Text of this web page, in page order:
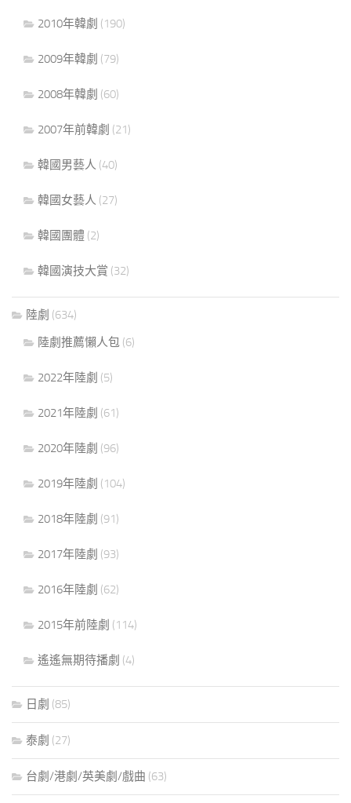
2010年韓劇 (190)
2009年韓劇 (79)
2008年韓劇 (60)
2007年前韓劇 (21)
韓國男藝人 (40)
韓國女藝人 (27)
韓國團體 (2)
韓國演技大賞 (32)
陸劇 (634)
陸劇推薦懶人包 (6)
2022年陸劇 (5)
2021年陸劇 (61)
2020年陸劇 (96)
2019年陸劇 (104)
2018年陸劇 (91)
2017年陸劇 (93)
2016年陸劇 (62)
2015年前陸劇 (114)
遙遙無期待播劇 (4)
日劇 (85)
泰劇 (27)
台劇/港劇/英美劇/戲曲 (63)